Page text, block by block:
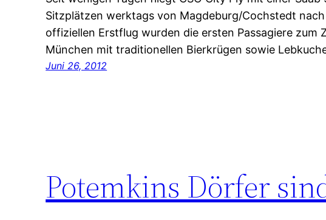
Sitzplätzen werktags von Magdeburg/Cochstedt
offiziellen Erstflug wurden die ersten Passagiere zum
München mit traditionellen Bierkrügen sowie
Juni 26, 2012
Potemkins Dörfer